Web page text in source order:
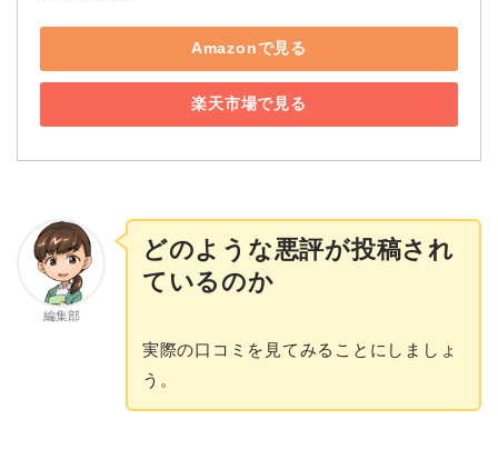
Amazonで見る
楽天市場で見る
編集部
どのような悪評が投稿され
ているのか
実際の口コミを見てみることにしましょ
う。